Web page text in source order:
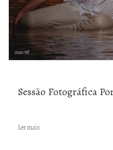
Sessão Fotográfica
Ler mais